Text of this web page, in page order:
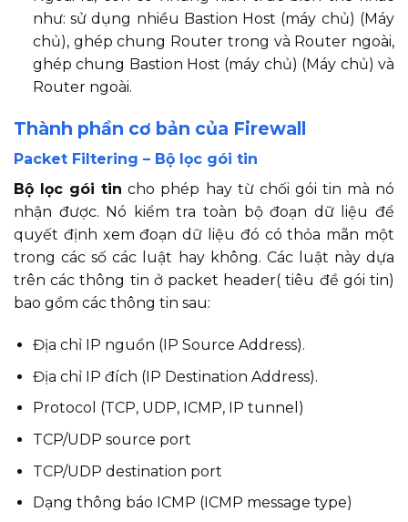
như: sử dụng nhiều Bastion Host (máy chủ) (Máy
chủ), ghép chung Router trong và Router ngoài,
ghép chung Bastion Host (máy chủ) (Máy chủ) và
Router ngoài.
Thành phần cơ bản của Firewall
Packet Filtering – Bộ lọc gói tin
Bộ lọc gói tin cho phép hay từ chối gói tin mà nó
nhận được. Nó kiểm tra toàn bộ đoạn dữ liệu để
quyết định xem đoạn dữ liệu đó có thỏa mãn một
trong các số các luật hay không. Các luật này dựa
trên các thông tin ở packet header( tiêu đề gói tin)
bao gồm các thông tin sau:
Địa chỉ IP nguồn (IP Source Address).
Địa chỉ IP đích (IP Destination Address).
Protocol (TCP, UDP, ICMP, IP tunnel)
TCP/UDP source port
TCP/UDP destination port
Dạng thông báo ICMP (ICMP message type)